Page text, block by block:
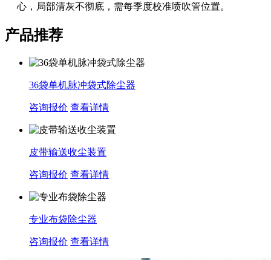
心，局部清灰不彻底，需每季度校准喷吹管位置。
产品推荐
36袋单机脉冲袋式除尘器
咨询报价 查看详情
皮带输送收尘装置
咨询报价 查看详情
专业布袋除尘器
咨询报价 查看详情